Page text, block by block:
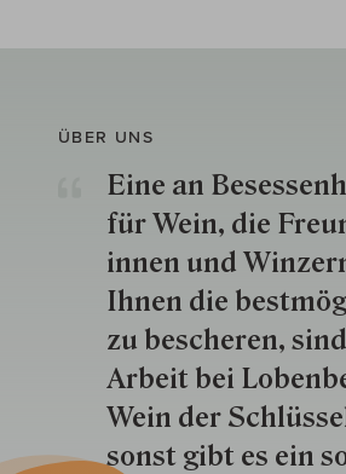
ÜBER UNS
Eine an
für Wein, die
innen und
Ihnen die
zu besche­ren,
Arbeit bei
Wein der
sonst gibt es ein